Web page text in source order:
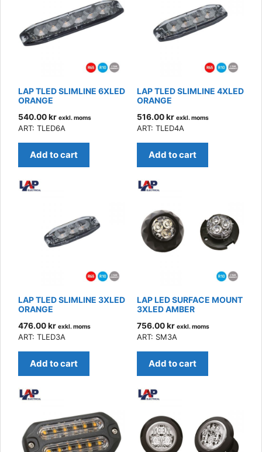
LAP TLED SLIMLINE 6XLED
ORANGE
540.00kr exkl. moms
ART: TLED6A
Add to cart
LAP TLED SLIMLINE 4XLED
ORANGE
516.00kr exkl. moms
ART: TLED4A
Add to cart
LAP TLED SLIMLINE 3XLED
ORANGE
476.00kr exkl. moms
ART: TLED3A
Add to cart
LAP LED SURFACE MOUNT
3XLED AMBER
756.00kr exkl. moms
ART: SM3A
Add to cart